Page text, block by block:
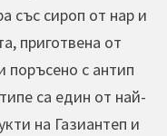
със сироп от нар и
приготвена от
поръсено с антип
са един от най-
на Газиантеп и